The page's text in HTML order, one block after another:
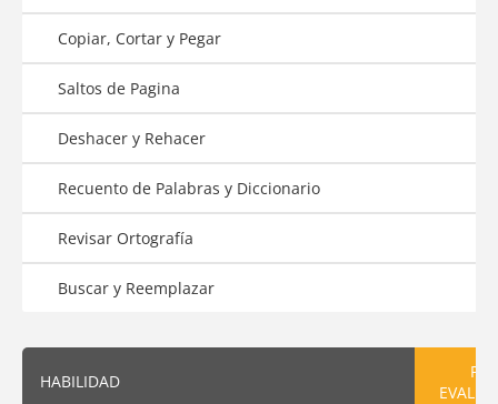
Copiar, Cortar y Pegar
Saltos de Pagina
Deshacer y Rehacer
Recuento de Palabras y Diccionario
Revisar Ortografía
Buscar y Reemplazar
HABILIDAD